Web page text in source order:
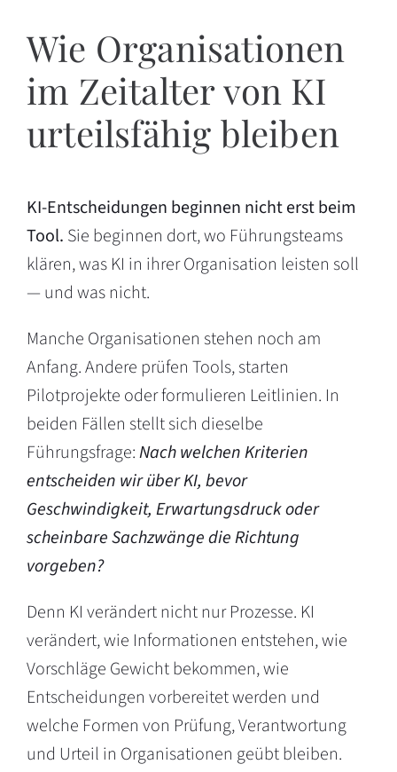
Wie Organisationen
im Zeitalter von KI
urteilsfähig bleiben
KI-Entscheidungen beginnen nicht erst beim
Tool. Sie beginnen dort, wo Führungsteams
klären, was KI in ihrer Organisation leisten soll
— und was nicht.
Manche Organisationen stehen noch am
Anfang. Andere prüfen Tools, starten
Pilotprojekte oder formulieren Leitlinien. In
beiden Fällen stellt sich dieselbe
Führungsfrage:Nach welchen Kriterien
entscheiden wir über KI, bevor
Geschwindigkeit, Erwartungsdruck oder
scheinbare Sachzwänge die Richtung
vorgeben?
Denn KI verändert nicht nur Prozesse. KI
verändert, wie Informationen entstehen, wie
Vorschläge Gewicht bekommen, wie
Entscheidungen vorbereitet werden und
welche Formen von Prüfung, Verantwortung
und Urteil in Organisationen geübt bleiben.